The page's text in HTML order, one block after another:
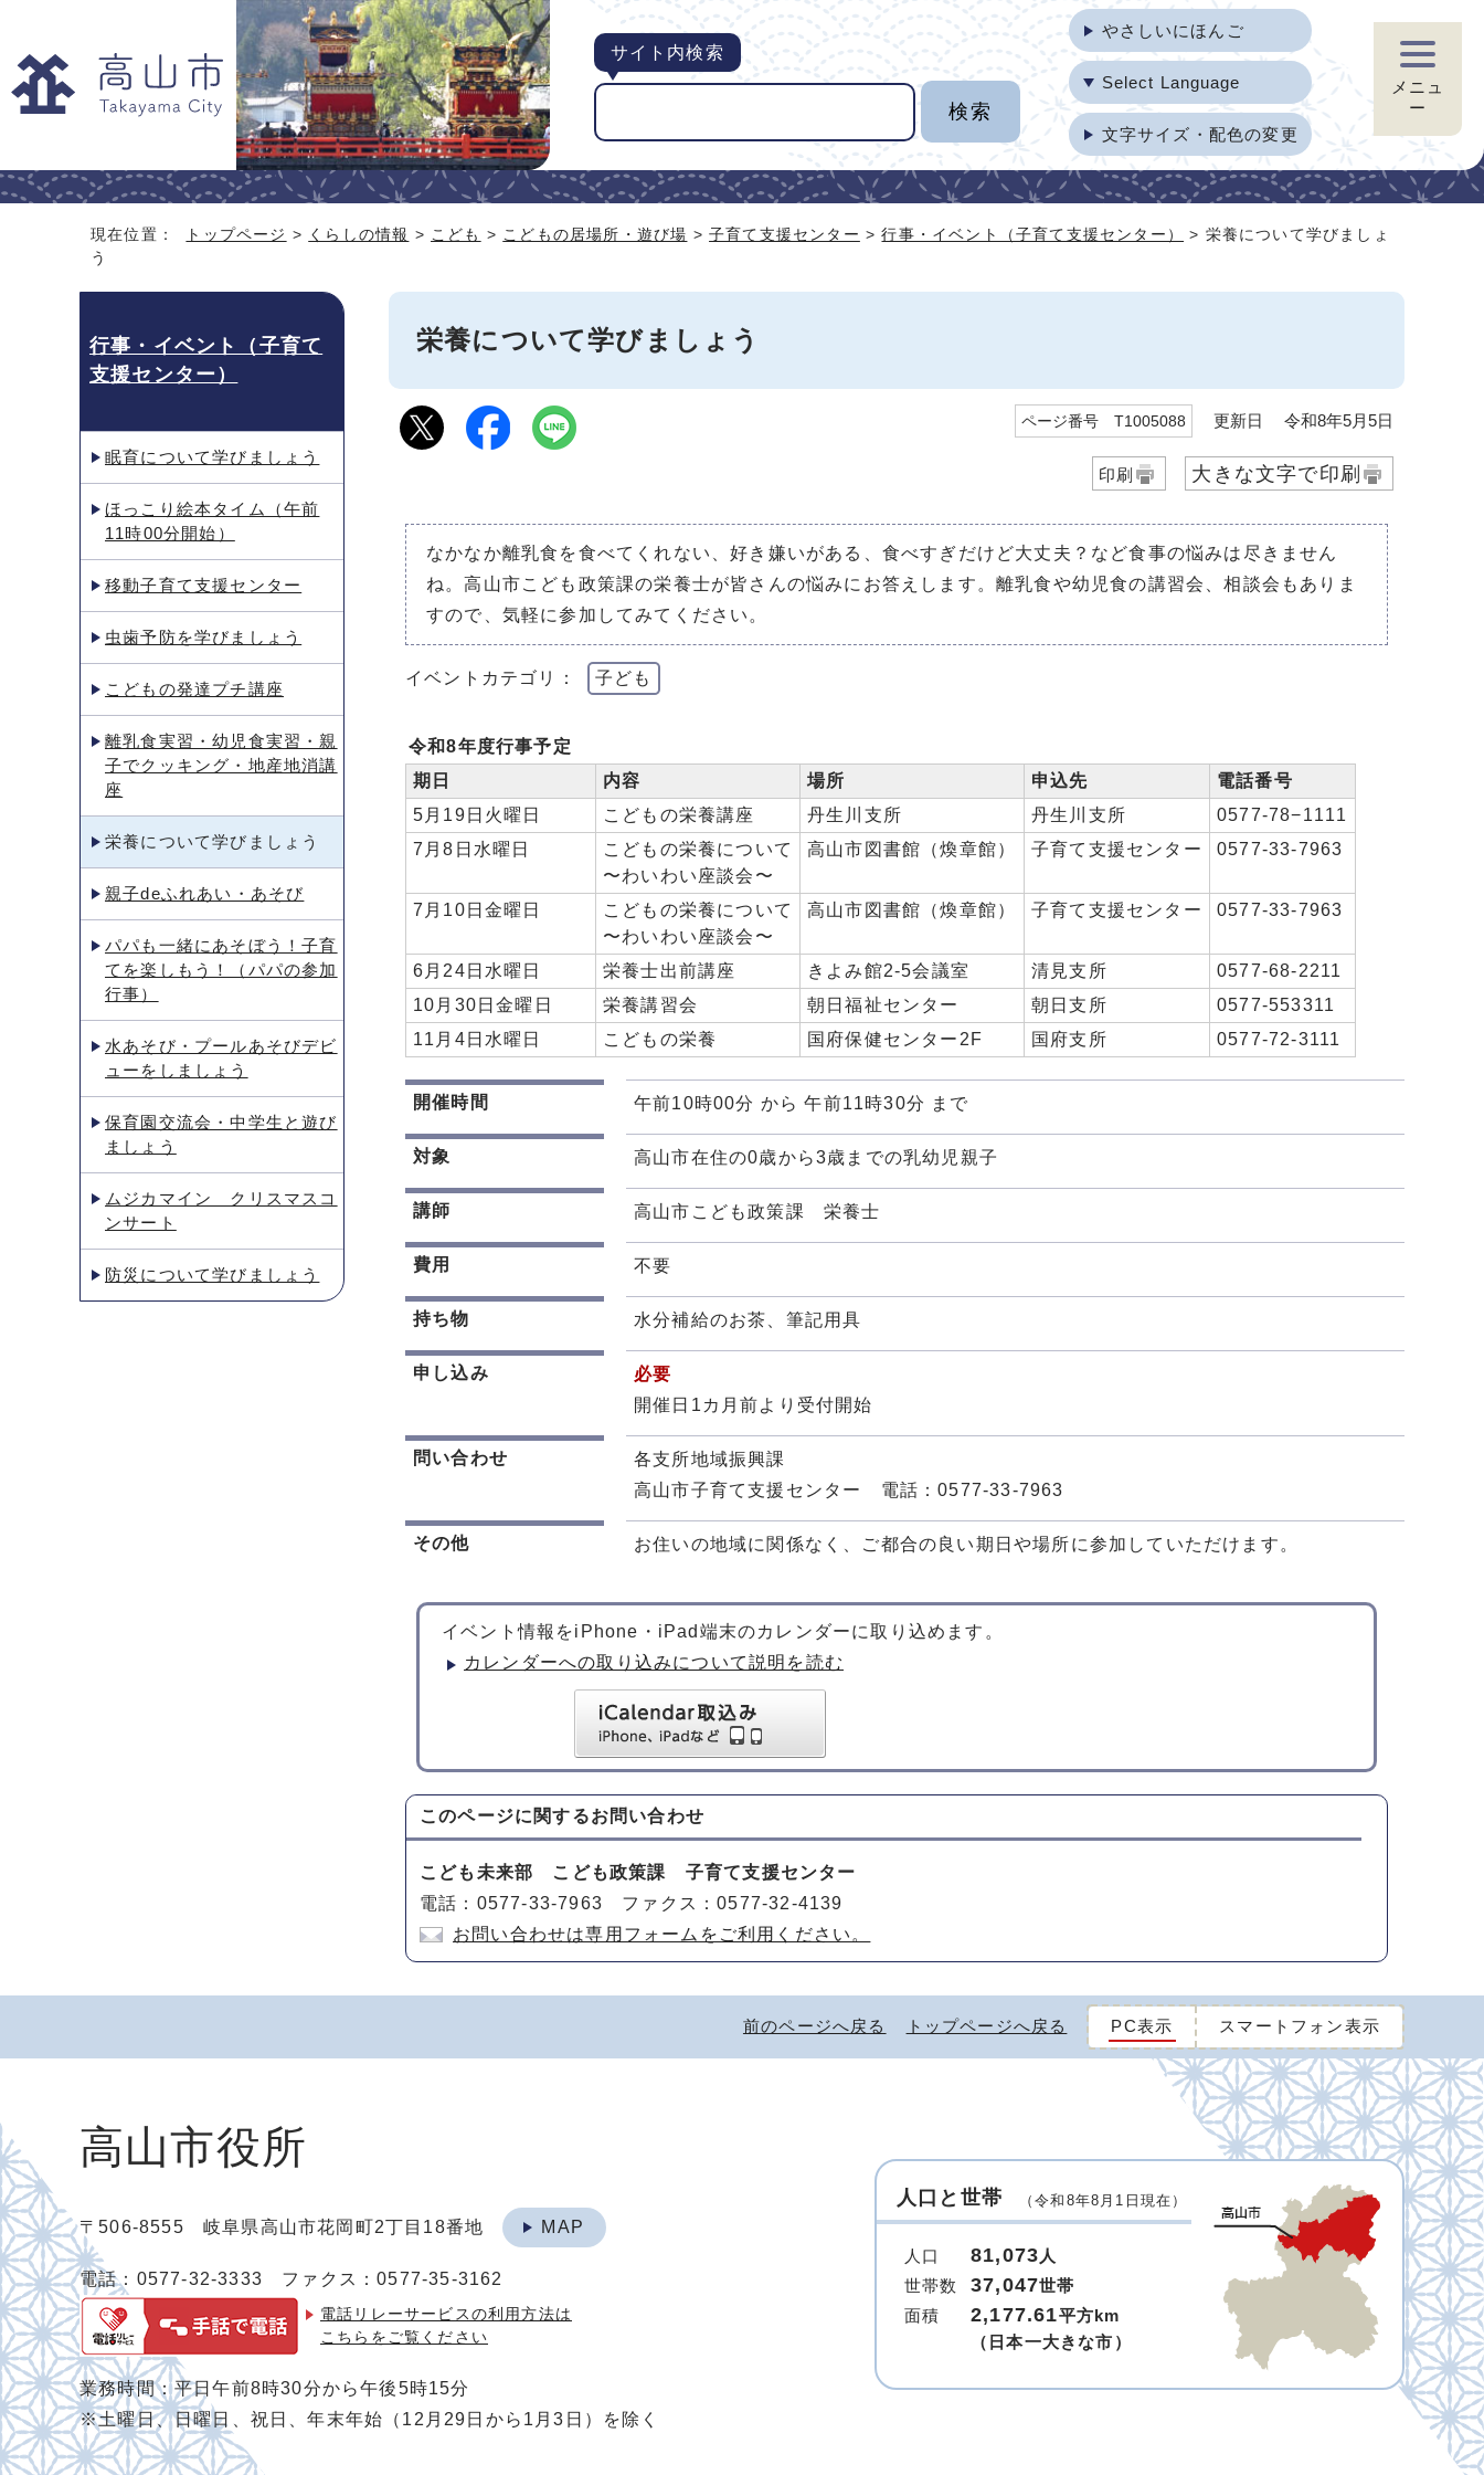
サイト内検索
やさしいにほんご
Select Language
文字サイズ・配色の変更
メニュ
ー
現在位置： トップページ > くらしの情報 > こども > こどもの居場所・遊び場 >子育て支援センター >行事・イベント（子育て支援センター）
> 栄養について学びましょ
う
栄養について学びましょう
ページ番号 T1005088 更新日 令和8年5月5日
印刷 大きな文字で印刷
なかなか離乳食を食べてくれない、好き嫌いがある、食べすぎだけど大丈夫？など食事の悩みは尽きません
ね。高山市こども政策課の栄養士が皆さんの悩みにお答えします。離乳食や幼児食の講習会、相談会もありま
すので、気軽に参加してみてください。
イベントカテゴリ： 子ども
令和8年度行事予定
期日
内容 場所 申込先
電話番号
5月19日火曜日
こどもの栄養講座 丹生川支所 丹生川支所
0577-78−1111
7月8日水曜日
こどもの栄養について
〜わいわい座談会〜
高山市図書館（煥章館） 子育て支援センター 0577-33-7963
7月10日金曜日
こどもの栄養について
〜わいわい座談会〜
高山市図書館（煥章館） 子育て支援センター 0577-33-7963
6月24日水曜日 栄養士出前講座 きよみ館2-5会議室 清見支所
0577-68-2211
10月30日金曜日
栄養講習会 朝日福祉センター 朝日支所
0577-553311
11月4日水曜日
こどもの栄養 国府保健センター2F 国府支所 0577-72-3111
開催時間 午前10時00分 から 午前11時30分 まで
対象 高山市在住の0歳から3歳までの乳幼児親子
講師 高山市こども政策課 栄養士
費用 不要
持ち物 水分補給のお茶、筆記用具
申し込み
必要
開催日1カ月前より受付開始
問い合わせ
各支所地域振興課
高山市子育て支援センター 電話：0577-33-7963
その他 お住いの地域に関係なく、ご都合の良い期日や場所に参加していただけます。
イベント情報をiPhone・iPad端末のカレンダーに取り込めます。
カレンダーへの取り込みについて説明を読む
このページに関するお問い合わせ
こども未来部 こども政策課 子育て支援センター
電話：0577-33-7963 ファクス：0577-32-4139
お問い合わせは専用フォームをご利用ください。
行事・イベント（子育て
支援センター）
眠育について学びましょう
ほっこり絵本タイム（午前
11時00分開始）
移動子育て支援センター
虫歯予防を学びましょう
こどもの発達プチ講座
離乳食実習・幼児食実習・親
子でクッキング・地産地消講
座
栄養について学びましょう
親子deふれあい・あそび
パパも一緒にあそぼう！子育
てを楽しもう！（パパの参加
行事）
水あそび・プールあそびデビ
ューをしましょう
保育園交流会・中学生と遊び
ましょう
ムジカマイン クリスマスコ
ンサート
防災について学びましょう
前のページへ戻る トップページへ戻る PC表示 スマートフォン表示
高山市役所
〒506-8555 岐阜県高山市花岡町2丁目18番地 MAP
電話：0577-32-3333 ファクス：0577-35-3162
電話リレーサービスの利用方法は
こちらをご覧ください
業務時間：平日午前8時30分から午後5時15分
※土曜日、日曜日、祝日、年末年始（12月29日から1月3日）を除く
人口と世帯 （令和8年8月1日現在）
人口 81,073 人
世帯数
37,047世帯
面積
2,177.61平方km
（日本一大きな市）